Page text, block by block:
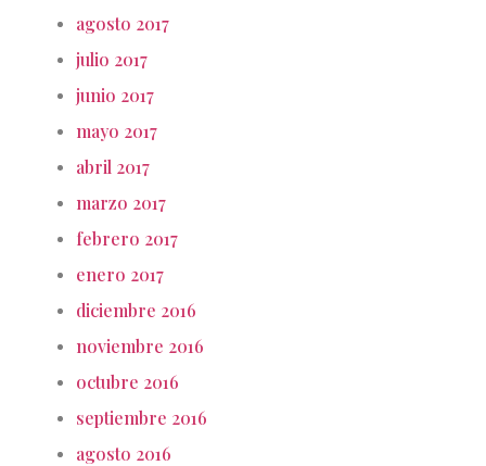
agosto 2017
julio 2017
junio 2017
mayo 2017
abril 2017
marzo 2017
febrero 2017
enero 2017
diciembre 2016
noviembre 2016
octubre 2016
septiembre 2016
agosto 2016